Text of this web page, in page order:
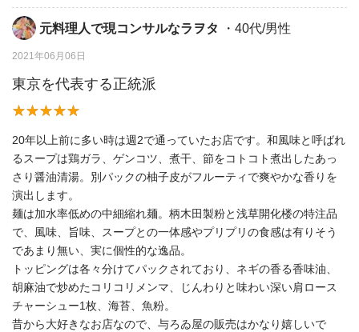
元料理人で現コンサルなラヲタ ・40代/男性
2021年06月06日
東京を代表する正統派
20年以上前に多い時は週2で通っていたお店です。和風味と呼ばれ
るスープは鶏ガラ、ゲンコツ、煮干、節をコトコト煮出したあっ
さり醤油清湯。別パックの柚子皮がフルーティで爽やかな香りを
演出します。
麺は加水率低めの中細縮れ麺。柄木田製粉と浅草開化楼の特注品
で、風味、旨味、スープとの一体感やプリプリの食感は有りそう
であまり無い、実に個性的な逸品。
トッピングは各々分けてパックされており、ネギの香る香味油、
胡麻油で炒めたコリコリメンマ、じんわりと味わい深い肩ロース
チャーシュー1枚、海苔、魚粉。
昔から大好きなお店なので、与ろゐ屋の販売はかなり嬉しいで